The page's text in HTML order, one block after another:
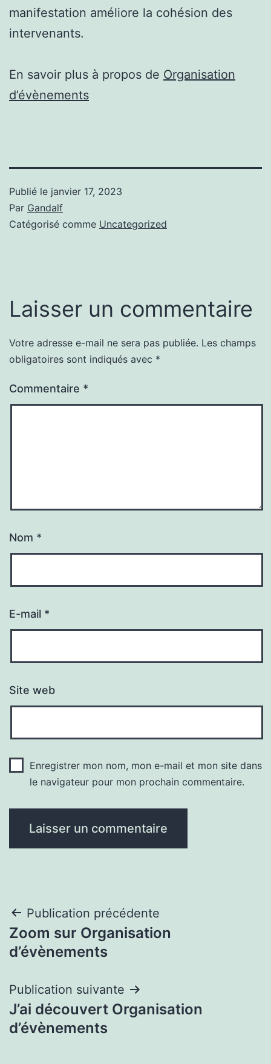
manifestation améliore la cohésion des
intervenants.
En savoir plus à propos de Organisation
d’évènements
Publié le janvier 17, 2023
Par Gandalf
Catégorisé comme Uncategorized
Laisser un commentaire
Votre adresse e-mail ne sera pas publiée. Les champs
obligatoires sont indiqués avec *
Commentaire *
Nom *
E-mail *
Site web
Enregistrer mon nom, mon e-mail et mon site dans
le navigateur pour mon prochain commentaire.
Navigation
de
Publication précédente
Zoom sur Organisation
d’évènements
Publication suivante
J’ai découvert Organisation
d’évènements